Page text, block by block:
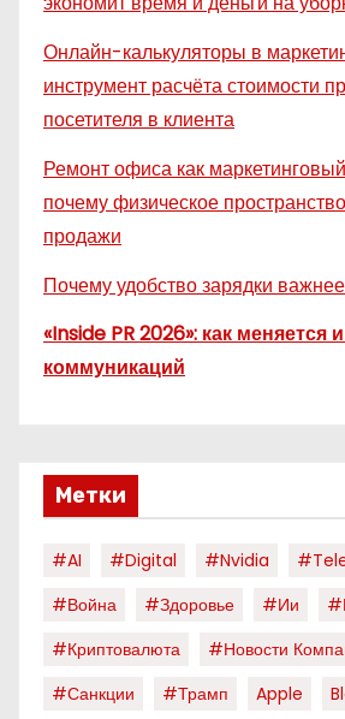
Онлайн-калькуляторы в
инструмент расчёта стоимости
посетителя в клиента
Ремонт офиса как
почему физическое
продажи
Почему удобство зарядки
«Inside PR 2026»: как меняется
коммуникаций
Метки
#AI #digital #nvidia
#война
#здоровье #ии
#криптовалюта
#новости
#санкции
#трамп Apple